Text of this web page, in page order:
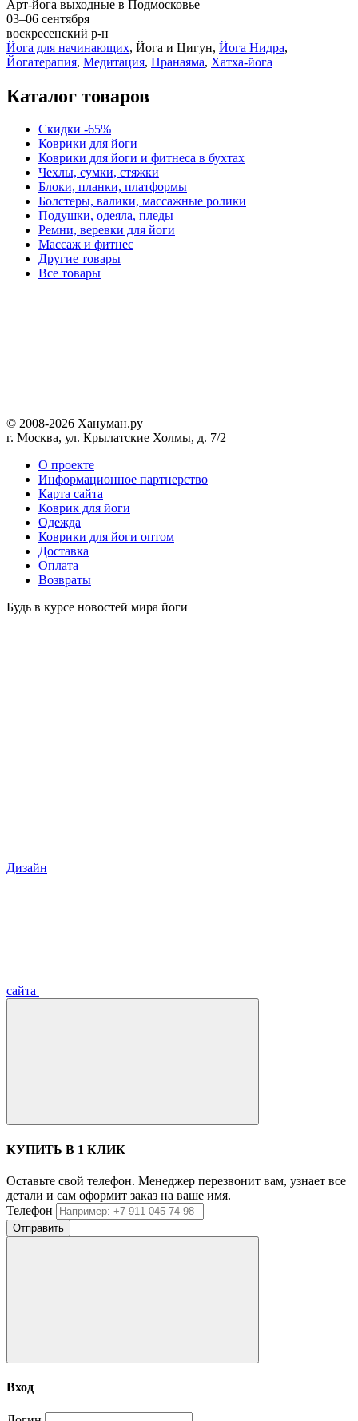
Арт-йога выходные в Подмосковье
03–06 сентября
воскресенский р-н
Йога для начинающих, Йога и Цигун, Йога Нидра,
Йогатерапия, Медитация, Пранаяма, Хатха-йога
Каталог товаров
Скидки -65%
Коврики для йоги
Коврики для йоги и фитнеса в бухтах
Чехлы, сумки, стяжки
Блоки, планки, платформы
Болстеры, валики, массажные ролики
Подушки, одеяла, пледы
Ремни, веревки для йоги
Массаж и фитнес
Другие товары
Все товары
© 2008-2026 Хануман.ру
г. Москва, ул. Крылатские Холмы, д. 7/2
O проекте
Информационное партнерство
Карта сайта
Коврик для йоги
Одежда
Коврики для йоги оптом
Доставка
Оплата
Возвраты
Будь в курсе новостей мира йоги
Дизайн
сайта
КУПИТЬ В 1 КЛИК
Оставьте свой телефон. Менеджер перезвонит вам, узнает все
детали и сам оформит заказ на ваше имя.
Телефон
Отправить
Вход